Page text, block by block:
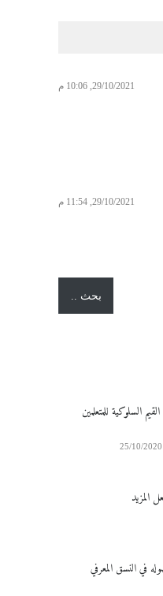
29/10/2021, 10:06 م
29/10/2021, 11:54 م
السلوكية للمتعلمين
25/10/2020
في النسق المعرفي